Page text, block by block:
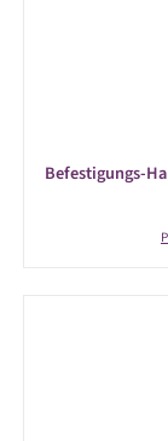
Befestigungs-